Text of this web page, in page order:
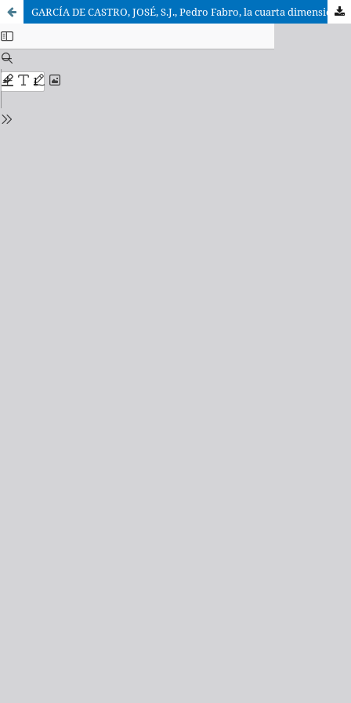
GARCÍA DE CASTRO, JOSÉ, S.J., Pedro Fabro, la cuarta dimensión. Orar y vivir